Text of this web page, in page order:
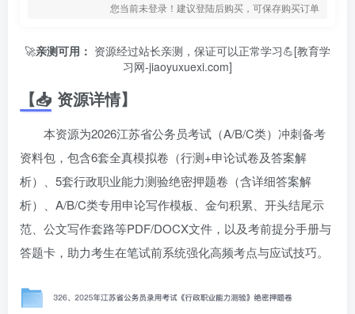
您当前未登录！建议登陆后购买，可保存购买订单
🚀亲测可用： 资源经过站长亲测，保证可以正常学习💪[教育学
习网-jiaoyuxuexi.com]
【📥 资源详情】
本资源为2026江苏省公务员考试（A/B/C类）冲刺备考
资料包，包含6套全真模拟卷（行测+申论试卷及答案解
析）、5套行政职业能力测验绝密押题卷（含详细答案解
析）、A/B/C类专用申论写作模板、金句积累、开头结尾示
范、公文写作套路等PDF/DOCX文件，以及考前提分手册与
答题卡，助力考生在笔试前系统强化高频考点与应试技巧。